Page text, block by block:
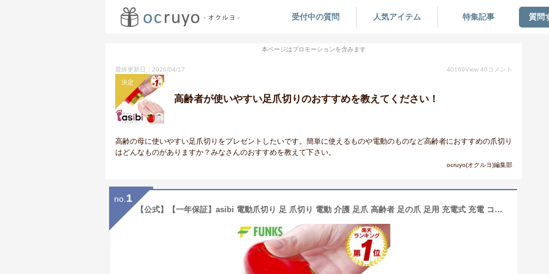
受付中の質問 人気アイテム 特集記事 質問
本ページはプロモーションを含みます
最終更新日：2026/04/17 40169View 40 コメント
決定
高齢者が使いやすい足爪切りのおすすめを教えてください！
高齢の母に使いやすい足爪切りをプレゼントしたいです。簡単に使えるものや電動のものなど高齢者におすすめの爪切り
はどんなものがありますか？みなさんのおすすめを教えて下さい。
ocruyo(オクルヨ)編集部
no. 1
【公式】【一年保証】asibi 電動爪切り 足 爪切り 電動 介護 足爪 高齢者 足の爪 足用 充電式 充電 コードレス ワイヤレス 自動爪削り 電動つめ削り 電動つめきり 電動爪削り 電動爪やすり 電動爪磨き 赤ちゃん 爪研ぎ 高齢者用 子供 足の爪用 usb充電式 足の爪も切れる